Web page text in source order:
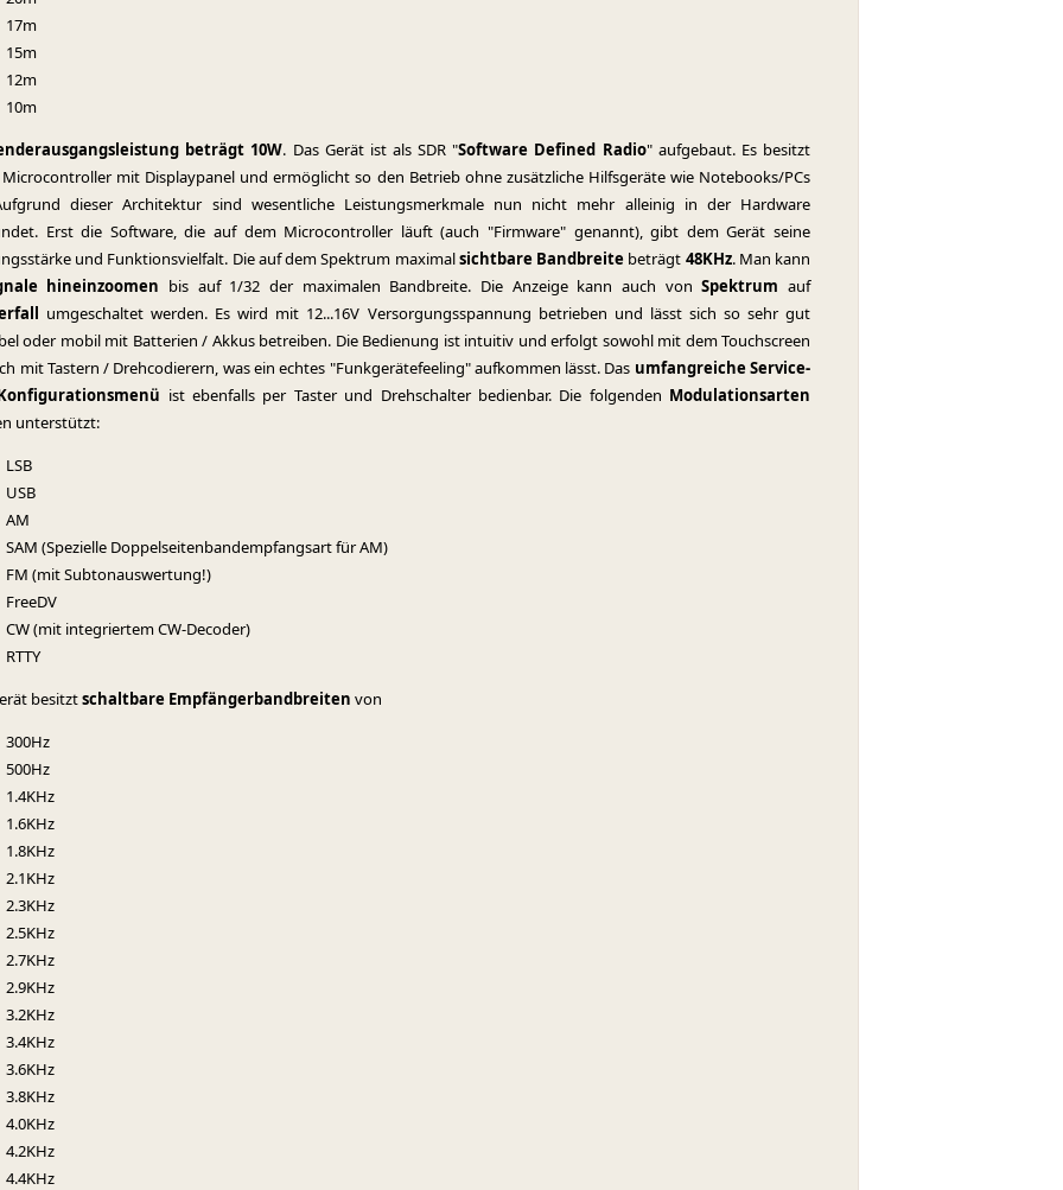
17m
15m
12m
10m
beträgt 10W. Das Gerät ist als SDR "Software Defined Radio" aufgebaut. Es besitzt
mit Displaypanel und ermöglicht so den Betrieb ohne zusätzliche Hilfsgeräte wie Notebooks/PCs
dieser Architektur sind wesentliche Leistungsmerkmale nun nicht mehr alleinig in der Hardware
Erst die Software, die auf dem Microcontroller läuft (auch "Firmware" genannt), gibt dem Gerät seine
und Funktionsvielfalt. Die auf dem Spektrum maximalsichtbare Bandbreite beträgt 48KHz. Man kann
hineinzoomen bis auf 1/32 der maximalen Bandbreite. Die Anzeige kann auch vonSpektrum auf
umgeschaltet werden. Es wird mit 12...16V Versorgungsspannung betrieben und lässt sich so sehr gut
oder mobil mit Batterien / Akkus betreiben. Die Bedienung ist intuitiv und erfolgt sowohl mit dem Touchscreen
mit Tastern / Drehcodierern, was ein echtes "Funkgerätefeeling" aufkommen lässt. Das umfangreiche Service-
ist ebenfalls per Taster und Drehschalter bedienbar. Die folgenden Modulationsarten
unterstützt:
LSB
USB
AM
SAM (Spezielle Doppelseitenbandempfangsart für AM)
FM (mit Subtonauswertung!)
FreeDV
CW (mit integriertem CW-Decoder)
RTTY
besitztschaltbare Empfängerbandbreiten von
300Hz
500Hz
1.4KHz
1.6KHz
1.8KHz
2.1KHz
2.3KHz
2.5KHz
2.7KHz
2.9KHz
3.2KHz
3.4KHz
3.6KHz
3.8KHz
4.0KHz
4.2KHz
4.4KHz